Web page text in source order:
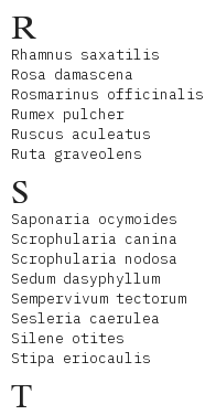
R
Rhamnus saxatilis
Rosa damascena
Rosmarinus officinalis
Rumex pulcher
Ruscus aculeatus
Ruta graveolens
S
Saponaria ocymoides
Scrophularia canina
Scrophularia nodosa
Sedum dasyphyllum
Sempervivum tectorum
Sesleria caerulea
Silene otites
Stipa eriocaulis
T